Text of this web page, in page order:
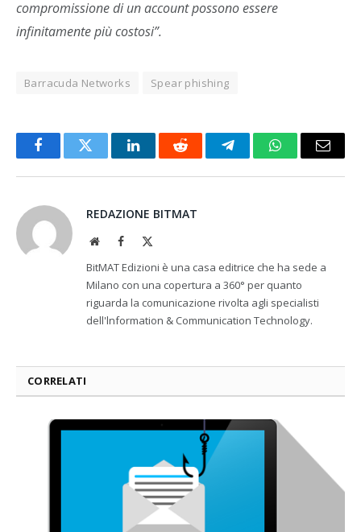
compromissione di un account possono essere
infinitamente più costosi”.
Barracuda Networks Spear phishing
FacebookTwitter LinkedInReddit TelegramWhatsAppEmail
REDAZIONE BITMAT
WebsiteFacebook
BitMAT Edizioni è una casa editrice che ha sede a
Milano con una copertura a 360° per quanto
riguarda la comunicazione rivolta agli specialisti
dell'lnformation & Communication Technology.
CORRELATI